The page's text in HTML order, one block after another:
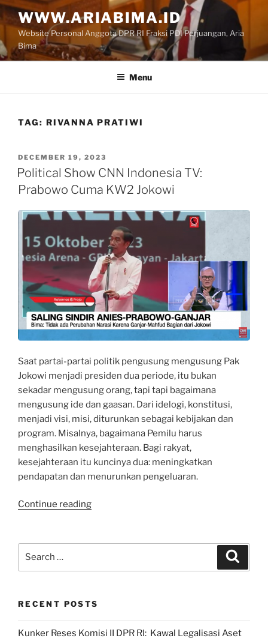
Skip
to
content
WWW.ARIABIMA.ID
Website Personal Anggota DPR RI Fraksi PDI Perjuangan, Aria
Bima
Menu
TAG: RIVANNA PRATIWI
POSTED
ON
DECEMBER 19, 2023
Political Show CNN Indonesia TV:
Prabowo Cuma KW2 Jokowi
Saat partai-partai politik pengusung mengusung Pak
Jokowi menjadi presiden dua periode, itu bukan
sekadar mengusung orang, tapi tapi bagaimana
mengusung ide dan gaasan. Dari idelogi, konstitusi,
menjadi visi, misi, diturunkan sebagai kebijakan dan
program. Misalnya, bagaimana Pemilu harus
menghasilkan kesejahteraan. Bagi rakyat,
kesejahteraan itu kuncinya dua: meningkatkan
pendapatan dan menurunkan pengeluaran.
Continue reading“Political
Indonesia
KW2
Jokowi”
RECENT POSTS
Kunker Reses Komisi II DPR RI: Kawal Legalisasi Aset